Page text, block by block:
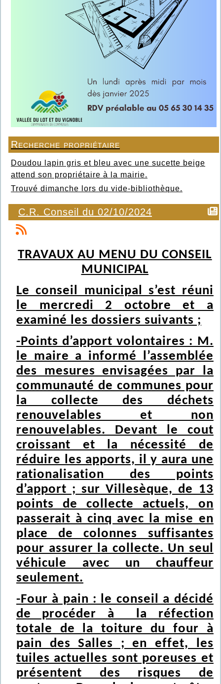
Recherche propriétaire
Doudou lapin gris et bleu avec une sucette beige
attend son propriétaire à la mairie.
Trouvé dimanche lors du vide-bibliothèque.
C.R. Conseil du 02/10/2024
TRAVAUX AU MENU DU CONSEIL
MUNICIPAL
Le conseil municipal s’est réuni
le mercredi 2 octobre et a
examiné les dossiers suivants ;
-Points d’apport volontaires : M.
le maire a informé l’assemblée
des mesures envisagées par la
communauté de communes pour
la collecte des déchets
renouvelables et non
renouvelables. Devant le cout
croissant et la nécessité de
réduire les apports, il y aura une
rationalisation des points
d’apport ; sur Villesèque, de 13
points de collecte actuels, on
passerait à cinq avec la mise en
place de colonnes suffisantes
pour assurer la collecte. Un seul
véhicule avec un chauffeur
seulement.
-Four à pain : le conseil a décidé
de procéder à la réfection
totale de la toiture du four à
pain des Salles ; en effet, les
tuiles actuelles sont poreuses et
présentent des risques de